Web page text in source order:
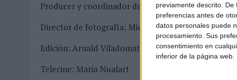
previamente descrito.
preferencias antes de
datos personales puede
procesamiento. Sus
consentimiento en
inferior de la página web.
Producer y coordinador de postproducción:
Director de fotografía: Miquel Prohens
Edición: Arnald Viladomat
Telecine: Maria Nualart